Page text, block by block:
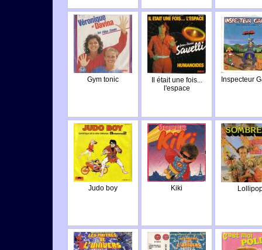
Gym tonic
Il était une fois...
l'espace
Inspecteur
Judo boy Kiki